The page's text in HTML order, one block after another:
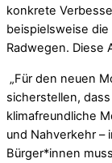
konkrete
beispielsweise
Radwegen. Diese
„Für den neuen
sicherstellen,
klimafreundliche
und Nahverkehr –
Bürger*innen